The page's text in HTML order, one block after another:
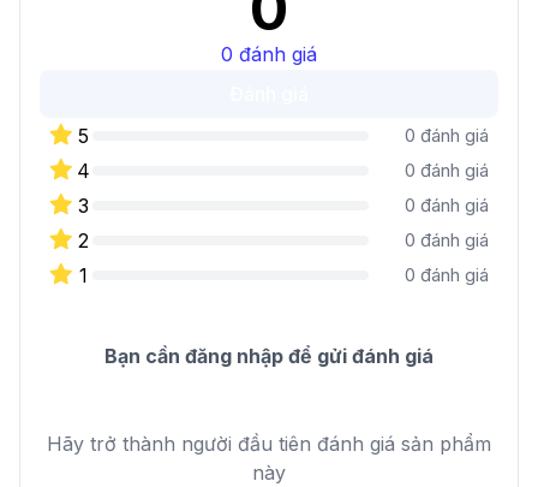
0 đánh giá
5
0 đánh giá
4 0 đánh giá
3 0 đánh giá
2 0 đánh giá
1 0 đánh giá
Bạn cần đăng nhập để gửi đánh giá
Hãy trở thành người đầu tiên đánh giá sản phẩm
này